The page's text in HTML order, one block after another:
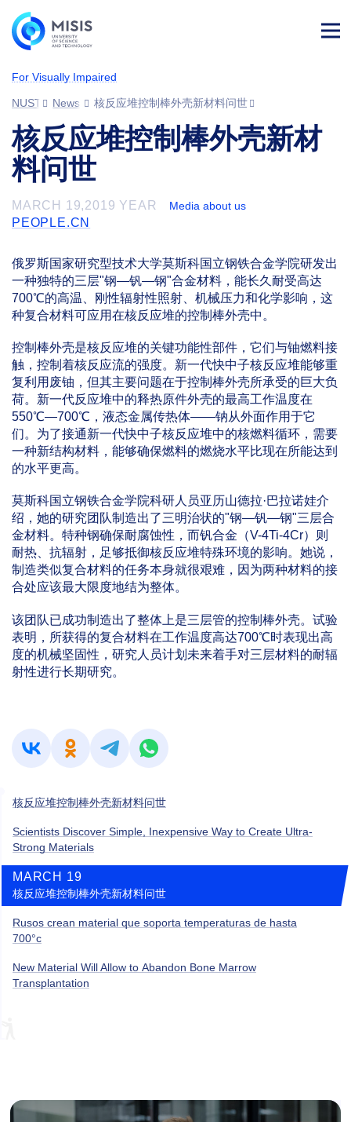
For Visually Impaired
NUST MISIS
News 核反应堆控制棒外壳新材料问世
核反应堆控制棒外壳新材
料问世
MARCH 19,2019 YEAR Media about us
PEOPLE.CN
俄罗斯国家研究型技术大学莫斯科国立钢铁合金学院研发出
一种独特的三层"钢—钒—钢"合金材料，能长久耐受高达
700℃的高温、刚性辐射性照射、机械压力和化学影响，这
种复合材料可应用在核反应堆的控制棒外壳中。
控制棒外壳是核反应堆的关键功能性部件，它们与铀燃料接
触，控制着核反应流的强度。新一代快中子核反应堆能够重
复利用废铀，但其主要问题在于控制棒外壳所承受的巨大负
荷。新一代反应堆中的释热原件外壳的最高工作温度在
550℃—700℃，液态金属传热体——钠从外面作用于它
们。为了接通新一代快中子核反应堆中的核燃料循环，需要
一种新结构材料，能够确保燃料的燃烧水平比现在所能达到
的水平更高。
莫斯科国立钢铁合金学院科研人员亚历山德拉·巴拉诺娃介
绍，她的研究团队制造出了三明治状的"钢—钒—钢"三层合
金材料。特种钢确保耐腐蚀性，而钒合金（V-4Ti-4Cr）则
耐热、抗辐射，足够抵御核反应堆特殊环境的影响。她说，
制造类似复合材料的任务本身就很艰难，因为两种材料的接
合处应该最大限度地结为整体。
该团队已成功制造出了整体上是三层管的控制棒外壳。试验
表明，所获得的复合材料在工作温度高达700℃时表现出高
度的机械坚固性，研究人员计划未来着手对三层材料的耐辐
射性进行长期研究。
核反应堆控制棒外壳新材料问世
Scientists Discover Simple, Inexpensive Way to Create Ultra-
Strong Materials
MARCH 19
核反应堆控制棒外壳新材料问世
Rusos crean material que soporta temperaturas de hasta
700°c
New Material Will Allow to Abandon Bone Marrow
Transplantation